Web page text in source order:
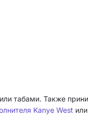
табами. Также
Kanye West